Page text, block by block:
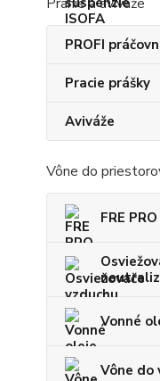
PROFI
Pracie prášky
Aviváže
Vône do
FRE
Vonné
Vône do